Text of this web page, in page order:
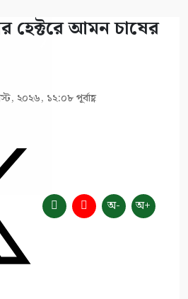
হেক্টরে আমন চাষের
২০২৬, ১২:০৮ পূর্বাহ্ণ
অ- অ+